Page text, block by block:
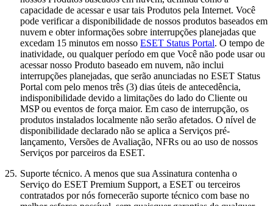
capacidade de acessar e usar tais Produtos pela Internet. Você
pode verificar a disponibilidade de nossos produtos baseados em
nuvem e obter informações sobre interrupções planejadas que
excedam 15 minutos em nosso ESET Status Portal. O tempo de
inatividade, ou qualquer período em que Você não pode usar ou
acessar nosso Produto baseado em nuvem, não inclui
interrupções planejadas, que serão anunciadas no ESET Status
Portal com pelo menos três (3) dias úteis de antecedência,
indisponibilidade devido a limitações do lado do Cliente ou
MSP ou eventos de força maior. Em caso de interrupção, os
produtos instalados localmente não serão afetados. O nível de
disponibilidade declarado não se aplica a Serviços pré-
lançamento, Versões de Avaliação, NFRs ou ao uso de nossos
Serviços por parceiros da ESET.
25. Suporte técnico. A menos que sua Assinatura contenha o
Serviço do ESET Premium Support, a ESET ou terceiros
contratados por nós fornecerão suporte técnico com base no